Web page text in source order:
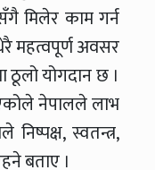
मिलेर काम गर्न
महत्वपूर्ण अवसर
ठूलो योगदान छ ।
नेपालले लाभ
स्वतन्त्र,
बताए ।